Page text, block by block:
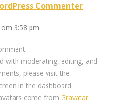
Commenter
3:58 pm
with moderating, editing, and
please visit the
in the dashboard.
come from Gravatar.